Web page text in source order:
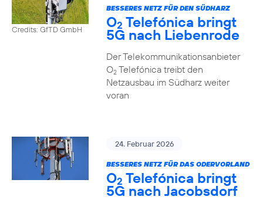
Credits: GfTD GmbH
BESSERES NETZ FÜR DEN SÜDHARZ
O2 Telefónica bringt
5G nach Liebenrode
Der Telekommunikationsanbieter
O2Telefónica treibt den
Netzausbau im Südharz weiter
voran
24. Februar 2026
BESSERES NETZ FÜR DAS ODERVORLAND
O2 Telefónica bringt
5G nach Jacobsdorf